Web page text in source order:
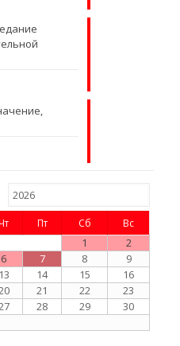
Пт Сб Вс
1
2
6 7 8
9
13 14 15
16
21 22
23
28 29
30